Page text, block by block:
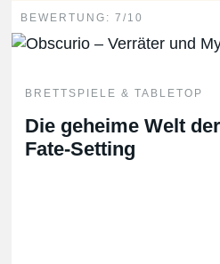
BEWERTUNG: 7/10
BRETTSPIELE & TABLETOP
Die geheime Welt
Fate-Setting